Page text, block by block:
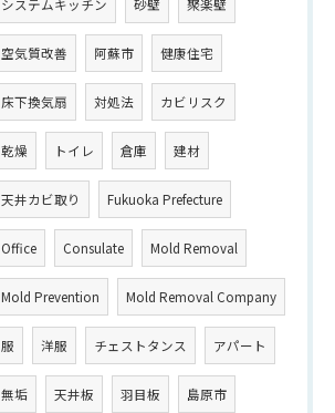
システムキッチン 砂壁 聚楽壁
空気質改善 阿蘇市 健康住宅
床下換気扇 対処法 カビリスク
乾燥 トイレ 倉庫 建材
天井カビ取り Fukuoka Prefecture
Office Consulate Mold Removal
Mold Prevention Mold Removal Company
服 洋服 チェストタンス アパート
無垢 天井板 羽目板 島原市